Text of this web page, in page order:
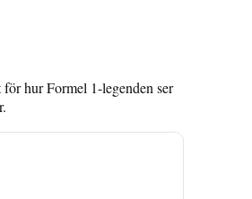
hur Formel 1-legenden ser